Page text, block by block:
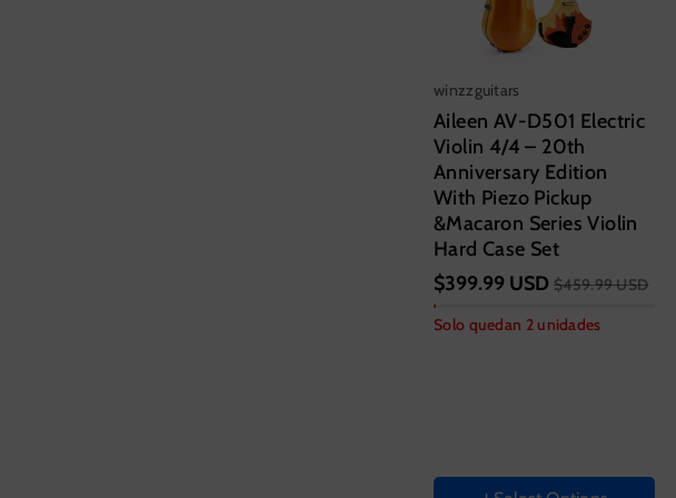
winzzguitars
Aileen AV-D501 Electric
Violin 4/4 – 20th
Anniversary Edition
With Piezo Pickup
&Macaron Series Violin
Hard Case Set
$399.99 USD $459.99 USD
Solo quedan 2 unidades
CASE COLOR
Gardenia Yellow
Rhythmic